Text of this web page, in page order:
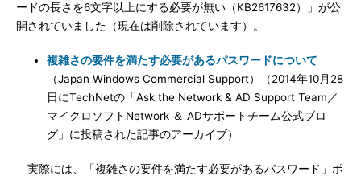
ードの長さを6文字以上にする必要が無い（KB2617632）」が公
開されていました（現在は削除されています）。
複雑さの要件を満たす必要があるパスワードについて
（Japan Windows Commercial Support）（2014年10月28
日にTechNetの「Ask the Network & AD Support Team／
マイクロソフトNetwork ＆ ADサポートチーム公式ブロ
グ」に投稿された記事のアーカイブ）
実際には、「複雑さの要件を満たす必要があるパスワード」ポ